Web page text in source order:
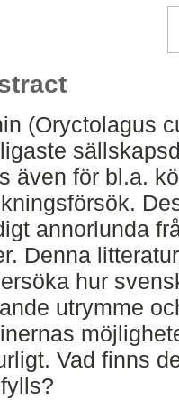
(Oryctolagus
även för bl.a.
annorlunda
Denna
hur
utrymme
Vad finns